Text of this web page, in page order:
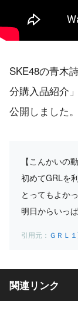
SKE48の青木
分購入品紹介
公開しました。
【こんかいの
初めてGRLを
とってもよか
明日からいっ
ＧＲＬ
関連リンク